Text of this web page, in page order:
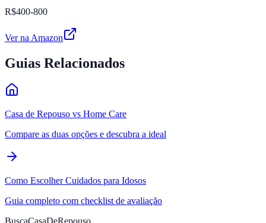
R$400-800
Ver na Amazon
Guias Relacionados
Casa de Repouso vs Home Care
Compare as duas opções e descubra a ideal
Como Escolher Cuidados para Idosos
Guia completo com checklist de avaliação